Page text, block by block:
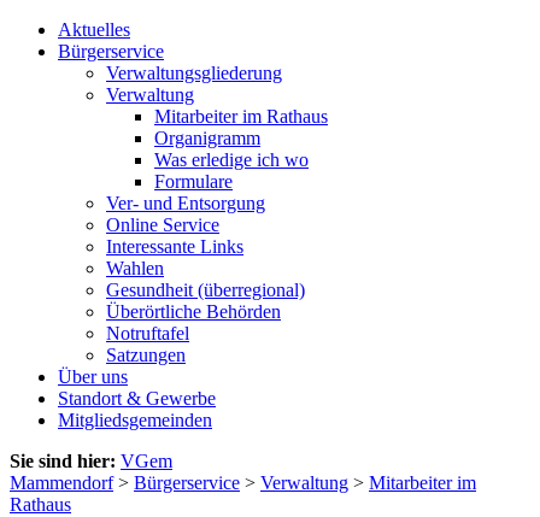
Aktuelles
Bürgerservice
Verwaltungsgliederung
Verwaltung
Mitarbeiter im Rathaus
Organigramm
Was erledige ich wo
Formulare
Ver- und Entsorgung
Online Service
Interessante Links
Wahlen
Gesundheit (überregional)
Überörtliche Behörden
Notruftafel
Satzungen
Über uns
Standort & Gewerbe
Mitgliedsgemeinden
Sie sind hier: VGem
Mammendorf> Bürgerservice > Verwaltung > Mitarbeiter im
Rathaus